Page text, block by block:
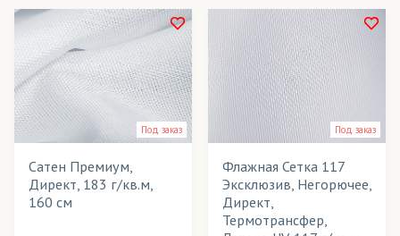
Картины
Кашне
Куртки
Мебель
Мобильные конструкции
Наружная реклама
Под заказ
Сатен Премиум,
Директ, 183 г/кв.м,
160 см
Под заказ
Флажная Сетка 117
Эксклюзив, Негорючее,
Директ,
Термотрансфер,